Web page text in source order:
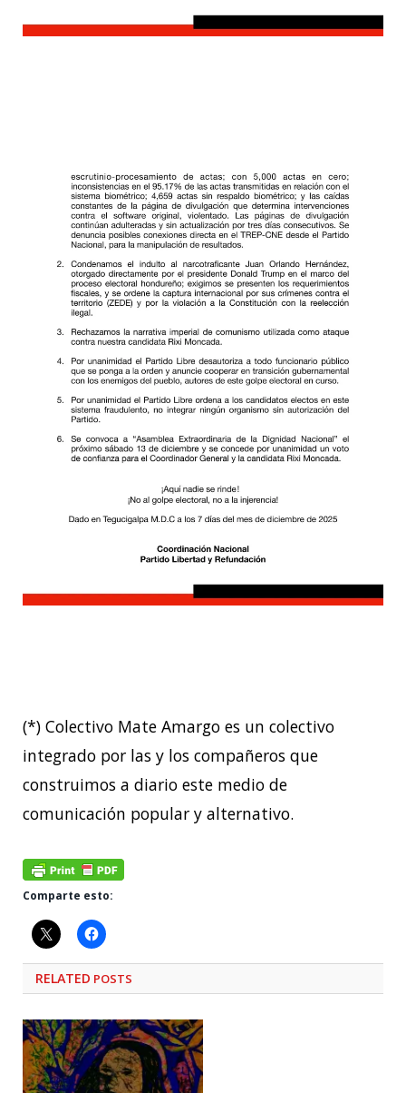
(*) Colectivo Mate Amargo es un colectivo
integrado por las y los compañeros que
construimos a diario este medio de
comunicación popular y alternativo.
Comparte esto:
RELATED POSTS